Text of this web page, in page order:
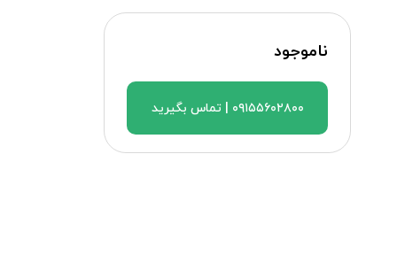
ناموجود
۰۹۱۵۵۶۰۲۸۰۰ | تماس بگیرید